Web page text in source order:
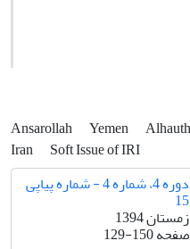
Ansarollah Yemen
Iran
Soft Issue of IRI
دوره 4، شماره 4 - شماره پیاپی
15
زمستان 1394
صفحه129-150